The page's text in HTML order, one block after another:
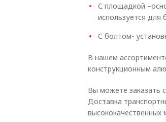
С площадкой
используется для
С болтом-
В нашем
конструкционным
Вы можете заказать
Доставка
высококачественных